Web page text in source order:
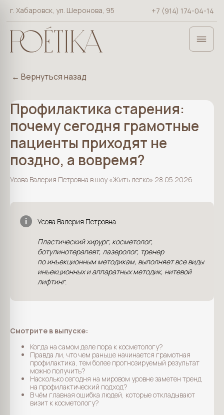
г. Хабаровск, ул. Шеронова, 95 +7 (914) 174-04-14
Профилактика старения:
почему сегодня грамотные
пациенты приходят не
поздно, а вовремя?
Усова Валерия Петровна в шоу «Жить легко» 28.05.2026
Усова Валерия Петровна
Пластический хирург, косметолог,
ботулинотерапевт, лазеролог, тренер
по инъекционным методикам, выполняет все виды
инъекционных и аппаратных методик, нитевой
лифтинг.
Смотрите в выпуске:
Когда на самом деле пора к косметологу?
Правда ли, что чем раньше начинается грамотная
профилактика, тем более прогнозируемый результат
можно получить?
Насколько сегодня на мировом уровне заметен тренд
на профилактический подход?
В чём главная ошибка людей, которые откладывают
визит к косметологу?
×